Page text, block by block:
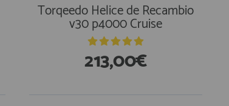
Torqeedo Helice de Recambio
v30 p4000 Cruise
213,00€